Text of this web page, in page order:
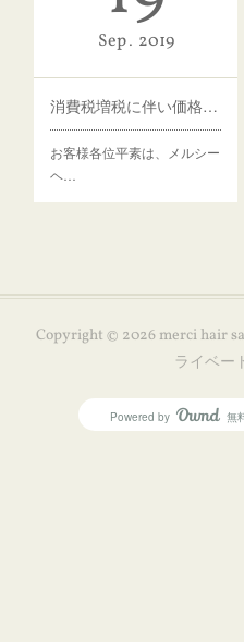
Sep 2019
消費税増税に伴い価格変更のお知らせ
お客様各位平素は、メルシー
ヘ…
Copyright © 2026 merci hair
ライベー
Powered by 無